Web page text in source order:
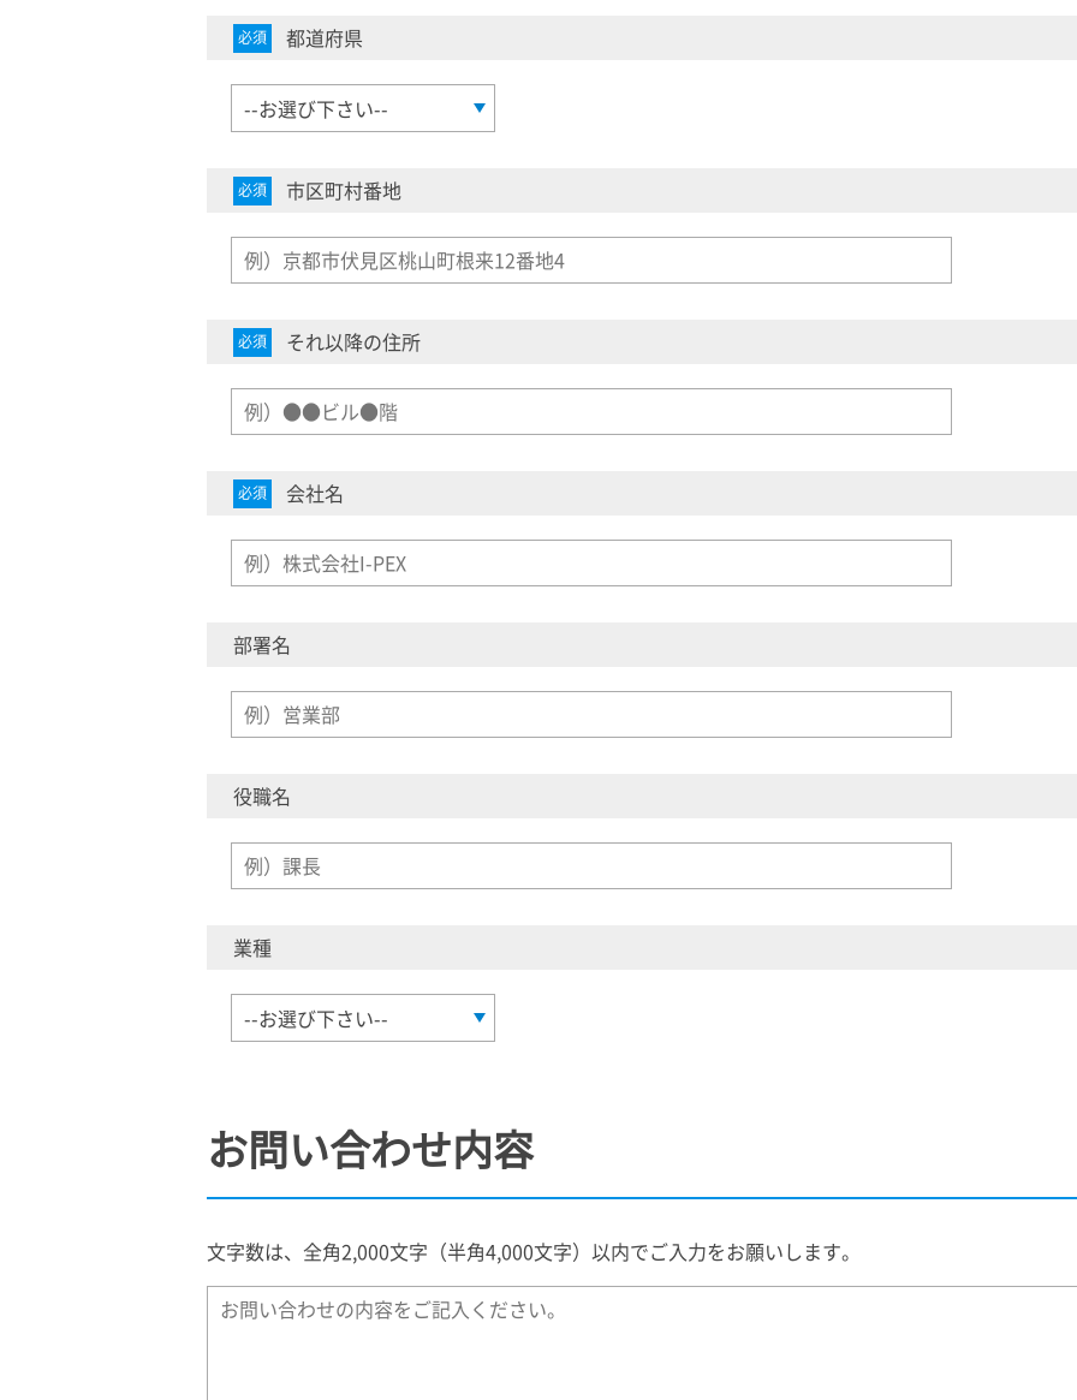
必須 都道府県
必須 市区町村番地
必須 それ以降の住所
必須 会社名
部署名
役職名
業種
お問い合わせ内容
文字数は、全角2,000文字（半角4,000文字）以内でご入力をお願いします。